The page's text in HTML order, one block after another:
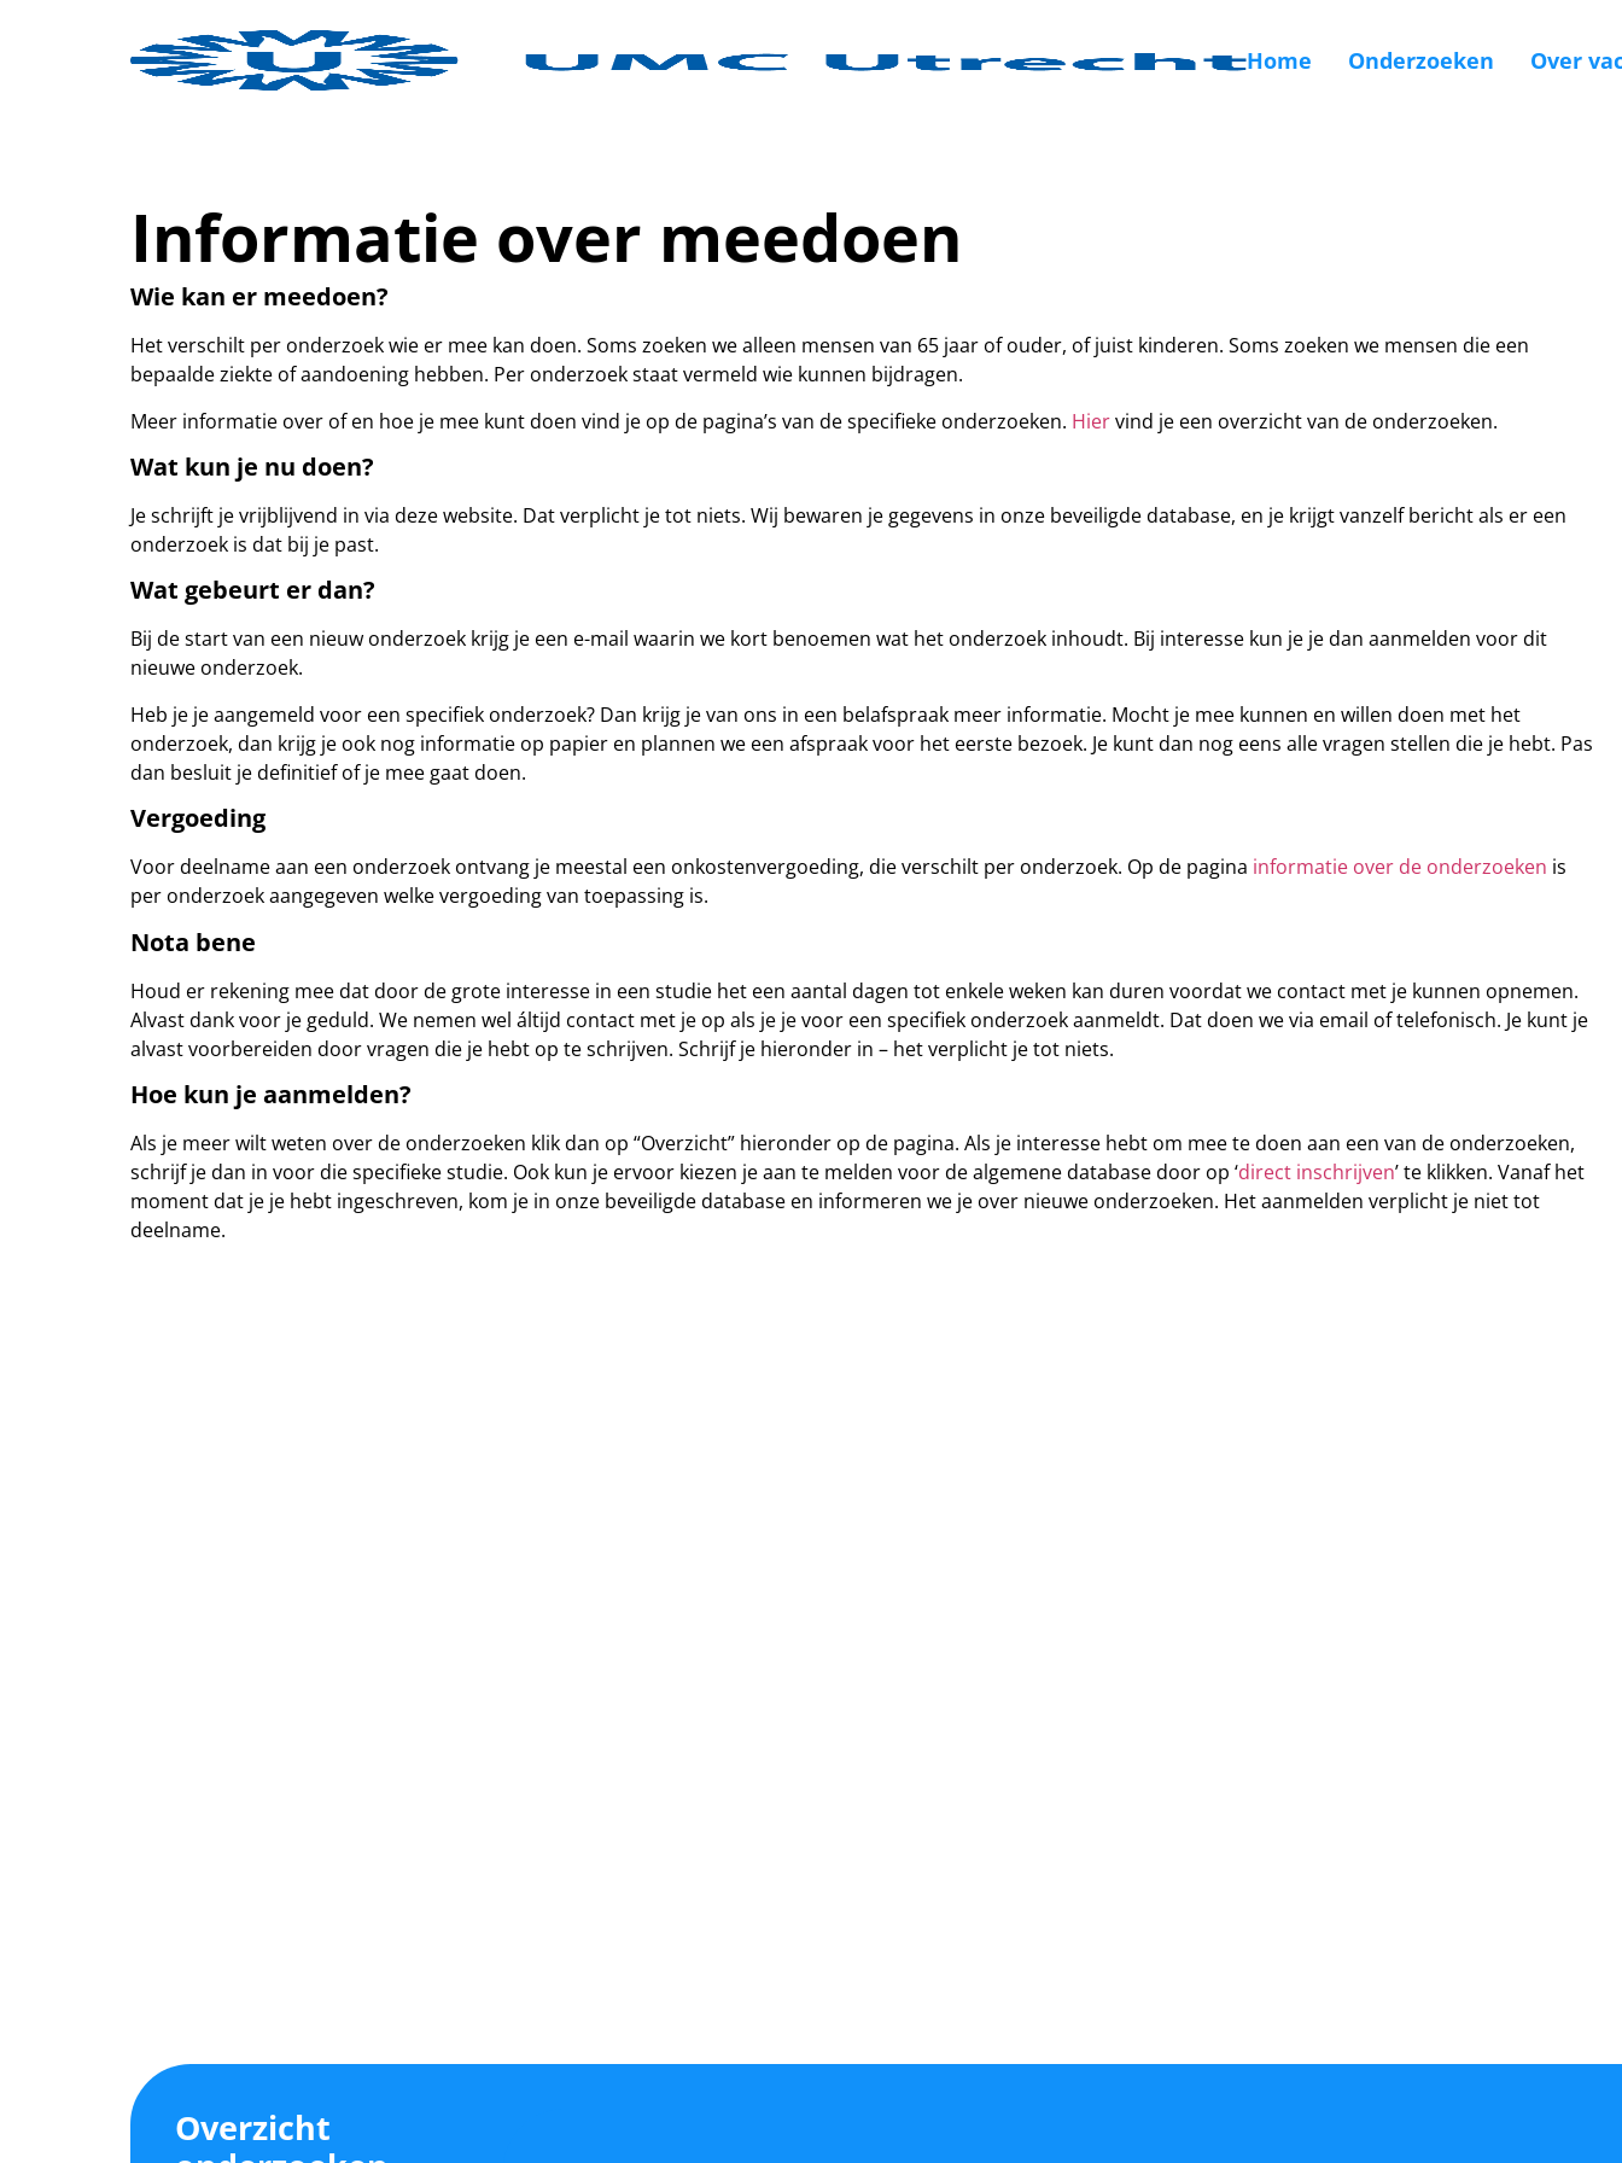
Home Onderzoeken Over
Informatie over meedoen
Wie kan er meedoen?
Het verschilt per onderzoek wie er mee kan doen. Soms zoeken we alleen mensen van 65 jaar of ouder, of juist kinderen. Soms zoeken we mensen die een
bepaalde ziekte of aandoening hebben. Per onderzoek staat vermeld wie kunnen bijdragen.
Meer informatie over of en hoe je mee kunt doen vind je op de pagina’s van de specifieke onderzoeken. Hiervind je een overzicht van de onderzoeken.
Wat kun je nu doen?
Je schrijft je vrijblijvend in via deze website. Dat verplicht je tot niets. Wij bewaren je gegevens in onze beveiligde database, en je krijgt vanzelf bericht als er een
onderzoek is dat bij je past.
Wat gebeurt er dan?
Bij de start van een nieuw onderzoek krijg je een e-mail waarin we kort benoemen wat het onderzoek inhoudt. Bij interesse kun je je dan aanmelden voor dit
nieuwe onderzoek.
Heb je je aangemeld voor een specifiek onderzoek? Dan krijg je van ons in een belafspraak meer informatie. Mocht je mee kunnen en willen doen met het
onderzoek, dan krijg je ook nog informatie op papier en plannen we een afspraak voor het eerste bezoek. Je kunt dan nog eens alle vragen stellen die je hebt. Pas
dan besluit je definitief of je mee gaat doen.
Vergoeding
Voor deelname aan een onderzoek ontvang je meestal een onkostenvergoeding, die verschilt per onderzoek. Op de pagina informatie over de onderzoeken is
per onderzoek aangegeven welke vergoeding van toepassing is.
Nota bene
Houd er rekening mee dat door de grote interesse in een studie het een aantal dagen tot enkele weken kan duren voordat we contact met je kunnen opnemen.
Alvast dank voor je geduld. We nemen wel áltijd contact met je op als je je voor een specifiek onderzoek aanmeldt. Dat doen we via email of telefonisch. Je kunt je
alvast voorbereiden door vragen die je hebt op te schrijven. Schrijf je hieronder in – het verplicht je tot niets.
Hoe kun je aanmelden?
Als je meer wilt weten over de onderzoeken klik dan op “Overzicht” hieronder op de pagina. Als je interesse hebt om mee te doen aan een van de onderzoeken,
schrijf je dan in voor die specifieke studie. Ook kun je ervoor kiezen je aan te melden voor de algemene database door op ‘direct inschrijven’ te klikken. Vanaf het
moment dat je je hebt ingeschreven, kom je in onze beveiligde database en informeren we je over nieuwe onderzoeken. Het aanmelden verplicht je niet tot
deelname.
Overzicht